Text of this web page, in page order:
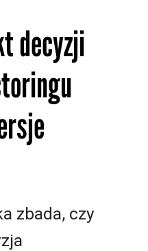
decyzji
zbada, czy